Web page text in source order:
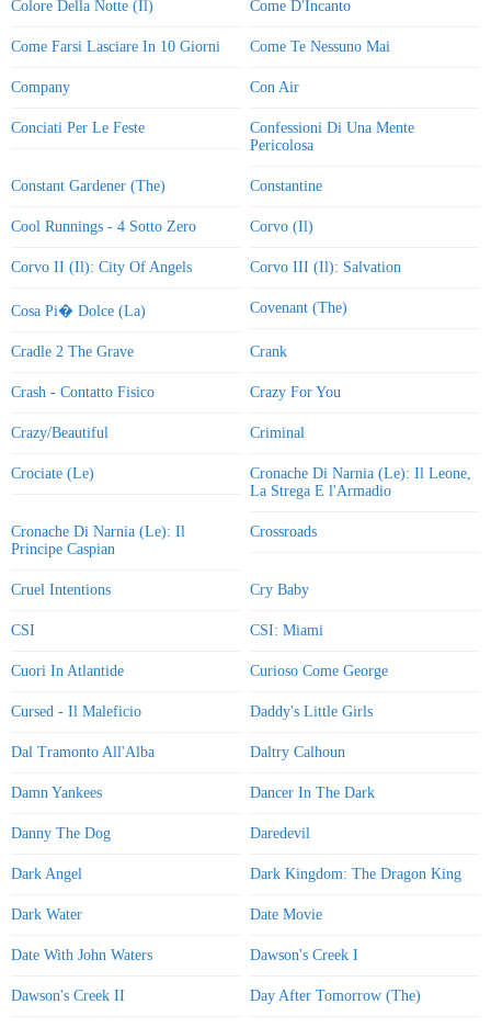
Colore Della Notte (Il) Come D'Incanto
Come Farsi Lasciare In 10 Giorni Come Te Nessuno Mai
Company Con Air
Conciati Per Le Feste
Confessioni Di Una Mente
Pericolosa
Constant Gardener (The) Constantine
Cool Runnings - 4 Sotto Zero Corvo (Il)
Corvo II (Il): City Of Angels Corvo III (Il): Salvation
Cosa Pi� Dolce (La) Covenant (The)
Cradle 2 The Grave Crank
Crash - Contatto Fisico Crazy For You
Crazy/Beautiful Criminal
Crociate (Le)
Cronache Di Narnia (Le): Il Leone,
La Strega E l'Armadio
Cronache Di Narnia (Le): Il
Principe Caspian
Crossroads
Cruel Intentions Cry Baby
CSI CSI: Miami
Cuori In Atlantide Curioso Come George
Cursed - Il Maleficio Daddy's Little Girls
Dal Tramonto All'Alba Daltry Calhoun
Damn Yankees Dancer In The Dark
Danny The Dog Daredevil
Dark Angel Dark Kingdom: The Dragon King
Dark Water Date Movie
Date With John Waters Dawson's Creek I
Dawson's Creek II Day After Tomorrow (The)